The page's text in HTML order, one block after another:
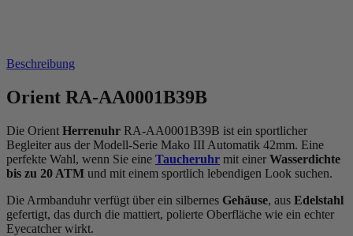
Beschreibung
Orient RA-AA0001B39B
Die Orient Herrenuhr RA-AA0001B39B ist ein sportlicher
Begleiter aus der Modell-Serie Mako III Automatik 42mm. Eine
perfekte Wahl, wenn Sie eine Taucheruhr mit einer Wasserdichte
bis zu 20 ATM und mit einem sportlich lebendigen Look suchen.
Die Armbanduhr verfügt über ein silbernes Gehäuse, aus Edelstahl
gefertigt, das durch die mattiert, polierte Oberfläche wie ein echter
Eyecatcher wirkt.